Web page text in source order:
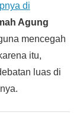
di
Agung
mencegah
itu,
luas di